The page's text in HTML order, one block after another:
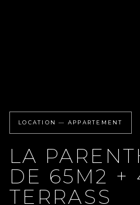
LOCATION — APPARTEMENT
LA
DE 65M2 +
TERRASS